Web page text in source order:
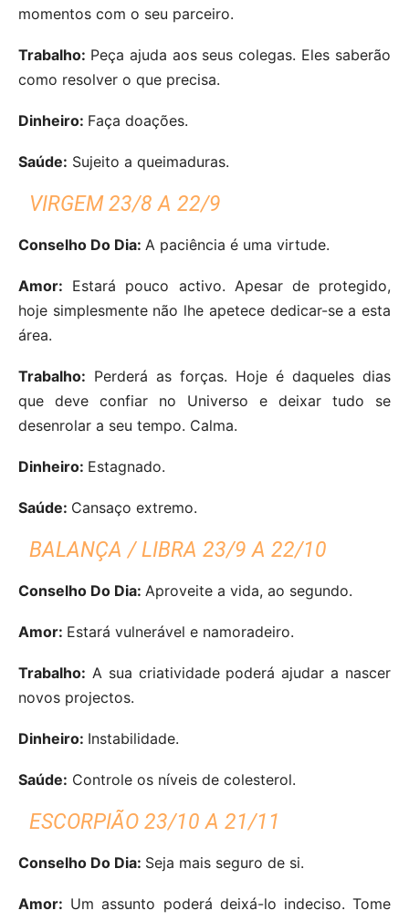
momentos com o seu parceiro.
Trabalho: Peça ajuda aos seus colegas. Eles saberão
como resolver o que precisa.
Dinheiro: Faça doações.
Saúde: Sujeito a queimaduras.
VIRGEM 23/8 A 22/9
Conselho Do Dia: A paciência é uma virtude.
Amor: Estará pouco activo. Apesar de protegido,
hoje simplesmente não lhe apetece dedicar-se a esta
área.
Trabalho: Perderá as forças. Hoje é daqueles dias
que deve confiar no Universo e deixar tudo se
desenrolar a seu tempo. Calma.
Dinheiro: Estagnado.
Saúde: Cansaço extremo.
BALANÇA / LIBRA 23/9 A 22/10
Conselho Do Dia: Aproveite a vida, ao segundo.
Amor: Estará vulnerável e namoradeiro.
Trabalho: A sua criatividade poderá ajudar a nascer
novos projectos.
Dinheiro: Instabilidade.
Saúde: Controle os níveis de colesterol.
ESCORPIÃO 23/10 A 21/11
Conselho Do Dia: Seja mais seguro de si.
Amor: Um assunto poderá deixá-lo indeciso. Tome